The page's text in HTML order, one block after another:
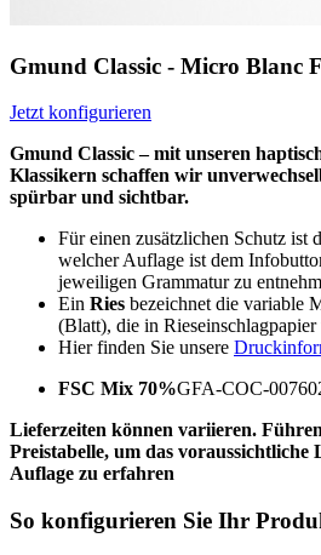
Gmund Classic - Micro Blanc
Jetzt konfigurieren
Gmund Classic – mit unseren
Klassikern schaffen wir
spürbar und sichtbar.
Für einen zusätzlichen Schutz ist
welcher Auflage ist dem
jeweiligen Grammatur zu
Ein Ries bezeichnet die variable
(Blatt), die in
Hier finden Sie unsere
FSC Mix 70%GFA-COC-
Lieferzeiten können variieren.
Preistabelle, um das
Auflage zu erfahren
So konfigurieren Sie Ihr